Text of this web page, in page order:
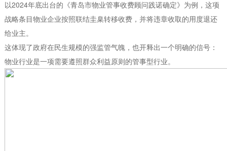
以2024年底出台的《青岛市物业管事收费顾问践诺确定》为例，这项
战略条目物业企业按照联结圭臬转移收费，并将违章收取的用度退还
给业主。
这体现了政府在民生规模的强监管气魄，也开释出一个明确的信号：
物业行业是一项需要遵照群众利益原则的管事型行业。